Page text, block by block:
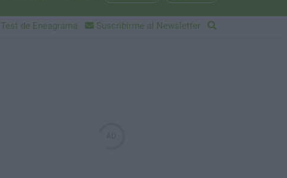
Test de Eneagrama Suscribirme al Newsletter